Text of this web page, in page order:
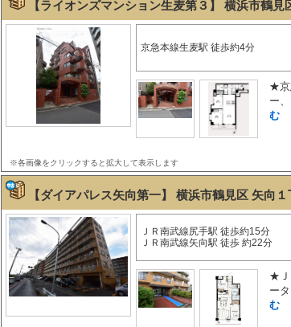
【ライオンズマンション生麦第３】 横浜市鶴見
京急本線生麦駅 徒歩約4分
★京
ー
む
※各画像をクリックすると拡大して表示します
【ダイアパレス矢向第一】 横浜市鶴見区 矢向
ＪＲ南武線尻手駅 徒歩約15分
ＪＲ南武線矢向駅 徒歩 約22分
★Ｊ
ー
む